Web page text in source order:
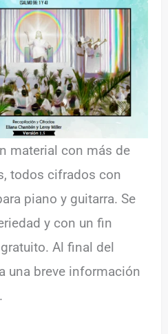
material con más de
todos cifrados con
piano y guitarra. Se
y con un fin
Al final del
una breve información